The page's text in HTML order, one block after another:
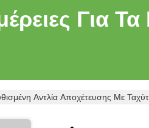
Για
Αντλία Αποχέτευσης Με